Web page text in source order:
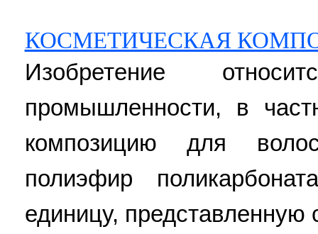
КОСМЕТИЧЕСКАЯ
Изобретение
промышленности, в
композицию для
полиэфир
единицу,